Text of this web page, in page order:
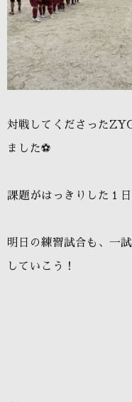
対戦してくださった
ました⚽️
課題がはっきりした１日
明日の練習試合も、一
していこう！